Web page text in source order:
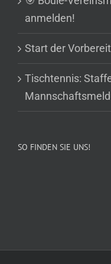
anmelden!
Start der
Tischtennis:
SO FINDEN SIE UNS!